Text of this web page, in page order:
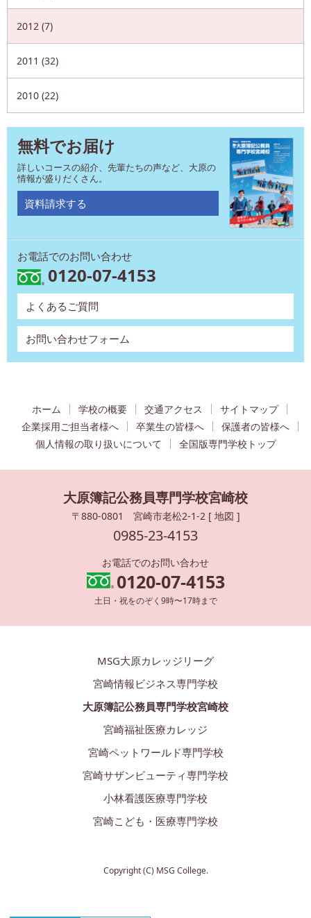
2012 (7)
2011 (32)
2010 (22)
無料でお届け
詳しいコースの紹介、先輩たちの声など、大原の
情報が盛りだくさん。
資料請求する
お電話でのお問い合わせ
0120-07-4153
よくあるご質問
お問い合わせフォーム
ホーム 学校の概要 交通アクセス
サイトマップ
企業採用ご担当者様へ
卒業生の皆様へ
保護者の皆様へ
個人情報の取り扱いについて
全国版専門学校トップ
大原簿記公務員専門学校宮崎校
〒880-0801 宮崎市老松2-1-2 [ 地図 ]
0985-23-4153
お電話でのお問い合わせ
0120-07-4153
土日・祝をのぞく9時〜17時まで
MSG大原カレッジリーグ
宮崎情報ビジネス専門学校
大原簿記公務員専門学校宮崎校
宮崎福祉医療カレッジ
宮崎ペットワールド専門学校
宮崎サザンビューティ専門学校
小林看護医療専門学校
宮崎こども・医療専門学校
Copyright (C) MSG College.